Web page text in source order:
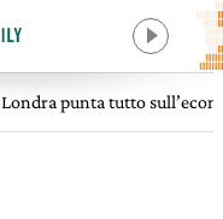
Londra punta tutto